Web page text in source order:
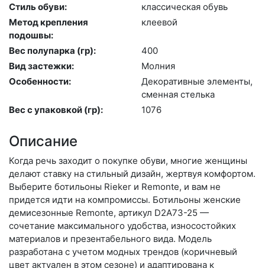
Стиль обуви:
клас­си­чес­кая обувь
Метод крепления
подошвы:
кле­евой
Вес полупарка (гр):
400
Вид застежки:
Мол­ния
Особенности:
Де­кора­тив­ные эле­мен­ты,
смен­ная стель­ка
Вес с упаковкой (гр):
1076
Описание
Когда речь заходит о покупке обуви, многие женщины
делают ставку на стильный дизайн, жертвуя комфортом.
Выберите бо­тиль­оны Rieker и Remonte, и вам не
придется идти на компромиссы. Ботильоны женские
демисезонные Remonte, артикул D2A73-25 —
сочетание максимального удобства, износостойких
материалов и презентабельного вида. Модель
разработана с учетом модных трендов (ко­рич­не­вый
цвет актуален в этом сезоне) и адаптирована к